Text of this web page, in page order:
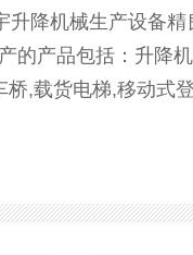
升降机械生产设备
的产品包括：升降
桥,载货电梯,移动式